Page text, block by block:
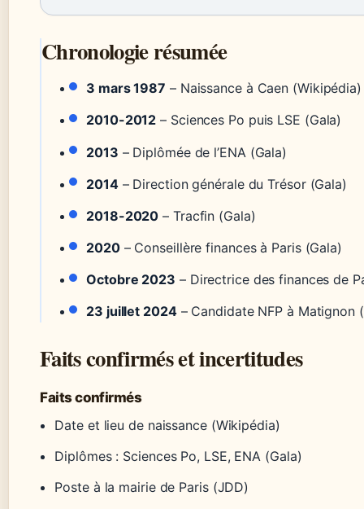
Chronologie résumée
3 mars 1987 – Naissance à Caen (Wikipédia)
2010-2012 – Sciences Po puis LSE (Gala)
2013 – Diplômée de l’ENA (Gala)
2014– Direction générale du Trésor (Gala)
2018-2020 – Tracfin (Gala)
2020– Conseillère finances à Paris (Gala)
Octobre 2023 – Directrice des finances de
23 juillet 2024– Candidate NFP à Matignon
Faits confirmés et incertitudes
Faits confirmés
Date et lieu de naissance (Wikipédia)
Diplômes : Sciences Po, LSE, ENA (Gala)
Poste à la mairie de Paris (JDD)